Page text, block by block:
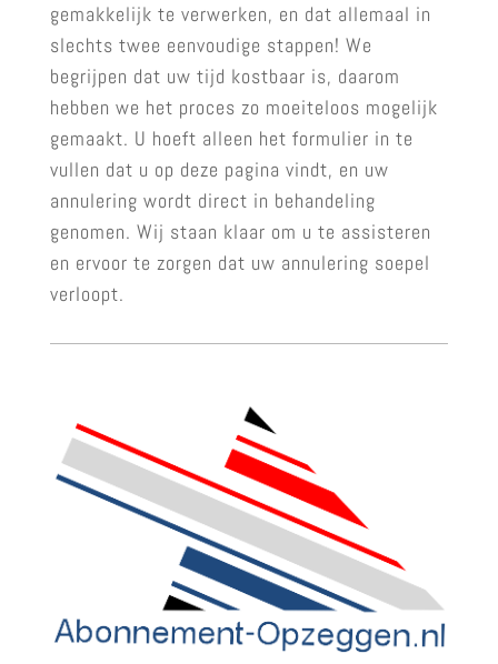
gemakkelijk te verwerken, en dat allemaal in
slechts twee eenvoudige stappen! We
begrijpen dat uw tijd kostbaar is, daarom
hebben we het proces zo moeiteloos mogelijk
gemaakt. U hoeft alleen het formulier in te
vullen dat u op deze pagina vindt, en uw
annulering wordt direct in behandeling
genomen. Wij staan klaar om u te assisteren
en ervoor te zorgen dat uw annulering soepel
verloopt.